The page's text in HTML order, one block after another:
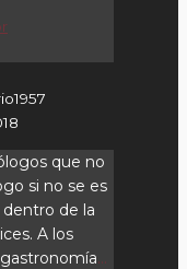
que no
si no se es
de la
A los
...